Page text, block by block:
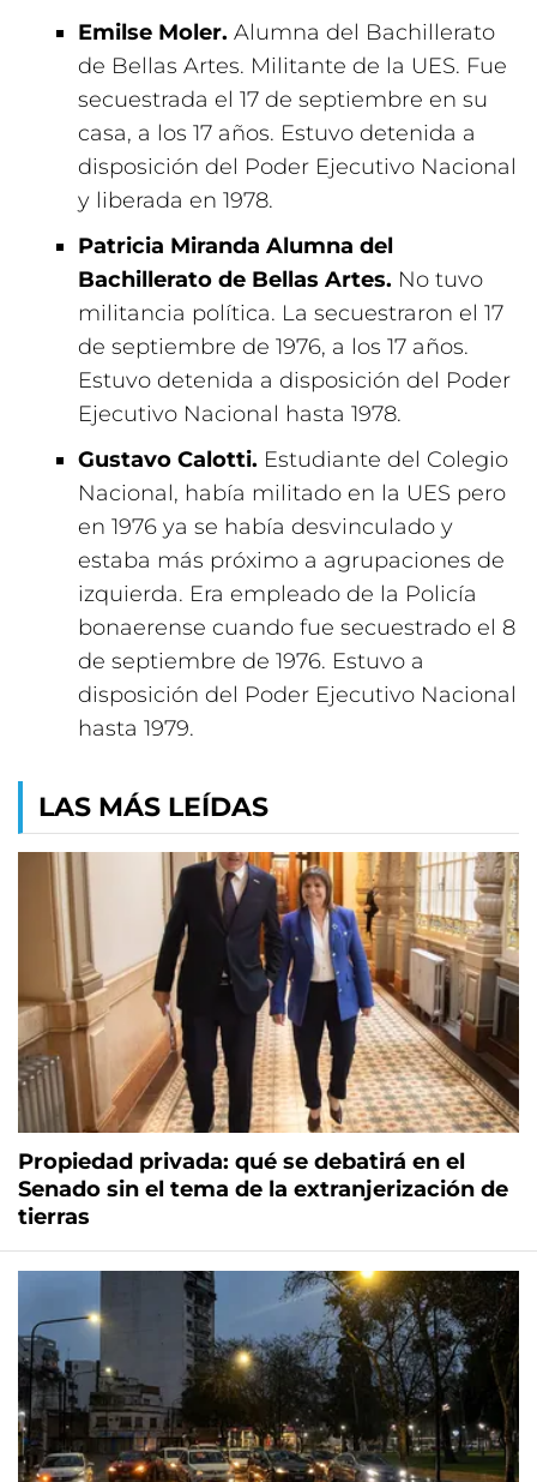
Emilse Moler. Alumna del Bachillerato
de Bellas Artes. Militante de la UES. Fue
secuestrada el 17 de septiembre en su
casa, a los 17 años. Estuvo detenida a
disposición del Poder Ejecutivo Nacional
y liberada en 1978.
Patricia Miranda Alumna del
Bachillerato de Bellas Artes. No tuvo
militancia política. La secuestraron el 17
de septiembre de 1976, a los 17 años.
Estuvo detenida a disposición del Poder
Ejecutivo Nacional hasta 1978.
Gustavo Calotti. Estudiante del Colegio
Nacional, había militado en la UES pero
en 1976 ya se había desvinculado y
estaba más próximo a agrupaciones de
izquierda. Era empleado de la Policía
bonaerense cuando fue secuestrado el 8
de septiembre de 1976. Estuvo a
disposición del Poder Ejecutivo Nacional
hasta 1979.
LAS MÁS LEÍDAS
Propiedad privada: qué se debatirá en el
Senado sin el tema de la extranjerización de
tierras